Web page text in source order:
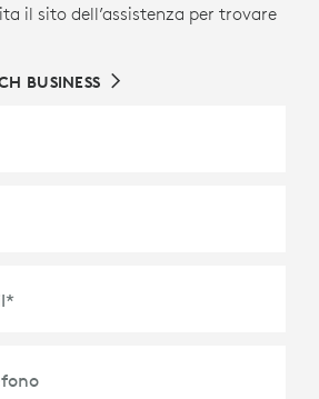
il sito dell’assistenza per trovare
BUSINESS
*